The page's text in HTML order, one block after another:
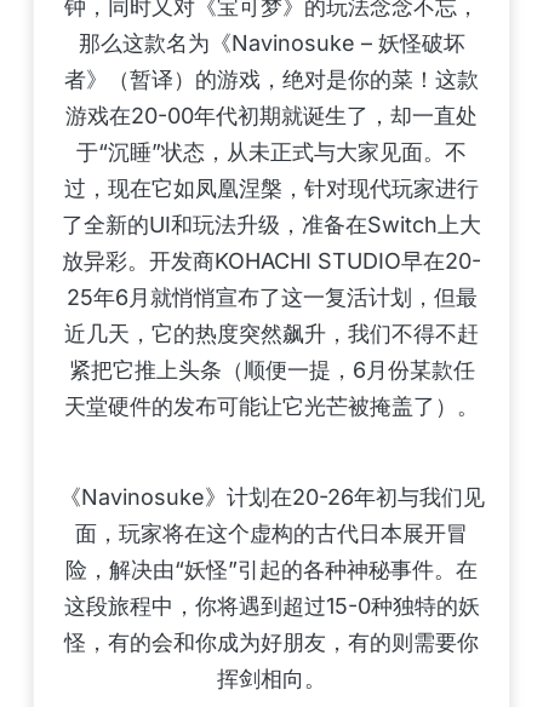
钟，同时又对《宝可梦》的玩法念念不忘，
那么这款名为《Navinosuke – 妖怪破坏
者》（暂译）的游戏，绝对是你的菜！这款
游戏在20-00年代初期就诞生了，却一直处
于“沉睡”状态，从未正式与大家见面。不
过，现在它如凤凰涅槃，针对现代玩家进行
了全新的UI和玩法升级，准备在Switch上大
放异彩。开发商KOHACHI STUDIO早在20-
25年6月就悄悄宣布了这一复活计划，但最
近几天，它的热度突然飙升，我们不得不赶
紧把它推上头条（顺便一提，6月份某款任
天堂硬件的发布可能让它光芒被掩盖了）。
《Navinosuke》计划在20-26年初与我们见
面，玩家将在这个虚构的古代日本展开冒
险，解决由“妖怪”引起的各种神秘事件。在
这段旅程中，你将遇到超过15-0种独特的妖
怪，有的会和你成为好朋友，有的则需要你
挥剑相向。